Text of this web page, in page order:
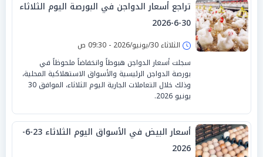
تراجع أسعار الدواجن في البورصة اليوم الثلاثاء
30-6-2026
الثلاثاء 30/يونيو/2026 - 09:30 ص
سجلت أسعار الدواجن هبوطاً وانخفاضاً ملحوظاً في
بورصة الدواجن الرئيسية والأسواق الاستهلاكية المحلية،
وذلك خلال التعاملات الجارية اليوم الثلاثاء، الموافق 30
يونيو 2026.
أسعار البيض في الأسواق اليوم الثلاثاء 23-6-
2026